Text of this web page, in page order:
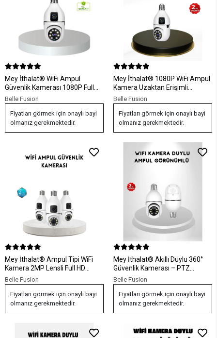
Mey İthalat® WiFi Ampul
Güvenlik Kamerası 1080P Full
HD Gece Görüşlü ve Hareket
Algılamalı
Belle Fusion
Fiyatları görmek için onaylı bayi
olmanız gerekmektedir.
Mey İthalat® 1080P WiFi Ampul
Kamera Uzaktan Erişimli
Hareket Sensörlü Gece Görüşlü
Belle Fusion
Fiyatları görmek için onaylı bayi
olmanız gerekmektedir.
Mey İthalat® Ampul Tipi WiFi
Kamera 2MP Lensli Full HD
Görüntü ve Akıllı Hareket
Algılama
Belle Fusion
Fiyatları görmek için onaylı bayi
olmanız gerekmektedir.
Mey İthalat® Akıllı Duylu 360°
Güvenlik Kamerası – PTZ
Özellikli, Uzaktan Kontrollü Akıllı
Kamera
Belle Fusion
Fiyatları görmek için onaylı bayi
olmanız gerekmektedir.